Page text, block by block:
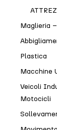
Maglieria
Plastica
Macchine
Veicoli
Motocicli